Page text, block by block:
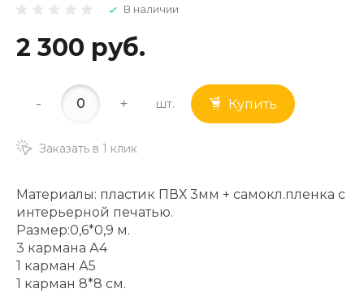
В наличии
2 300 руб.
- + шт. Купить
Заказать в 1 клик
Материалы: пластик ПВХ 3мм + самокл.пленка с
интерьерной печатью.
Размер:0,6*0,9 м.
3 кармана А4
1 карман А5
1 карман 8*8 см.